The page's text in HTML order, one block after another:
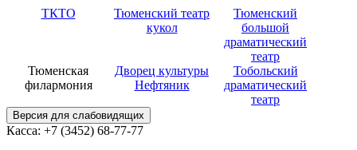
ТКТО
Тюменский театр
кукол
Тюменский
большой
драматический
театр
Тюменская
филармония
Дворец культуры
Нефтяник
Тобольский
драматический
театр
Версия для слабовидящих
Касса: +7 (3452) 68-77-77